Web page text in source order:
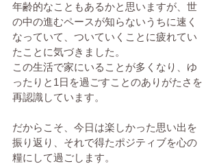
年齢的なこともあるかと思いますが、世
の中の進むペースが知らないうちに速く
なっていて、ついていくことに疲れてい
たことに気づきました。
この生活で家にいることが多くなり、ゆ
ったりと1日を過ごすことのありがたさを
再認識しています。
だからこそ、今日は楽しかった思い出を
振り返り、それで得たポジティブを心の
糧にして過ごします。